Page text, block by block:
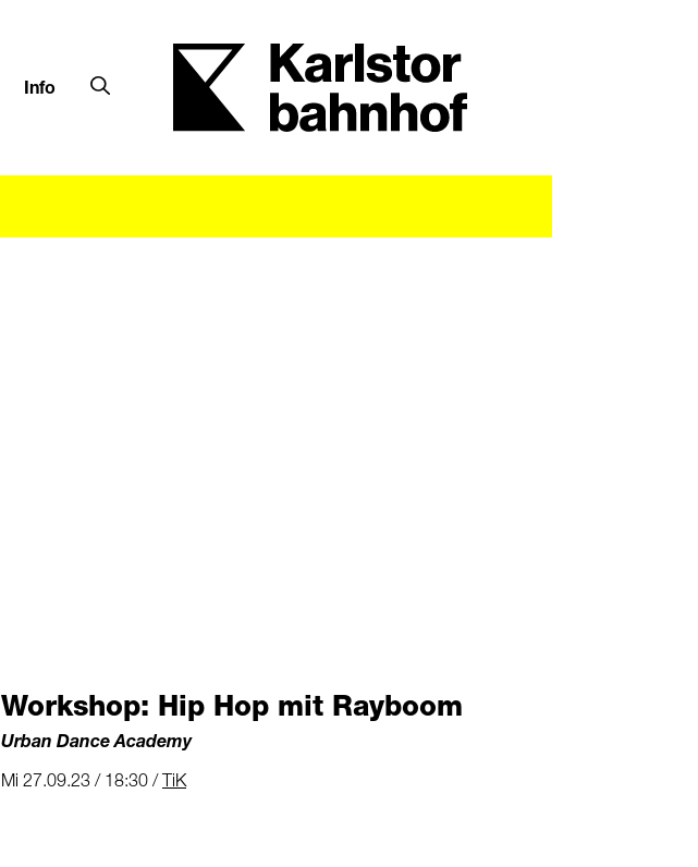
Info
Workshop: Hip Hop mit Rayboom
Urban Dance Academy
Mi 27.09.23 / 18:30 /TiK